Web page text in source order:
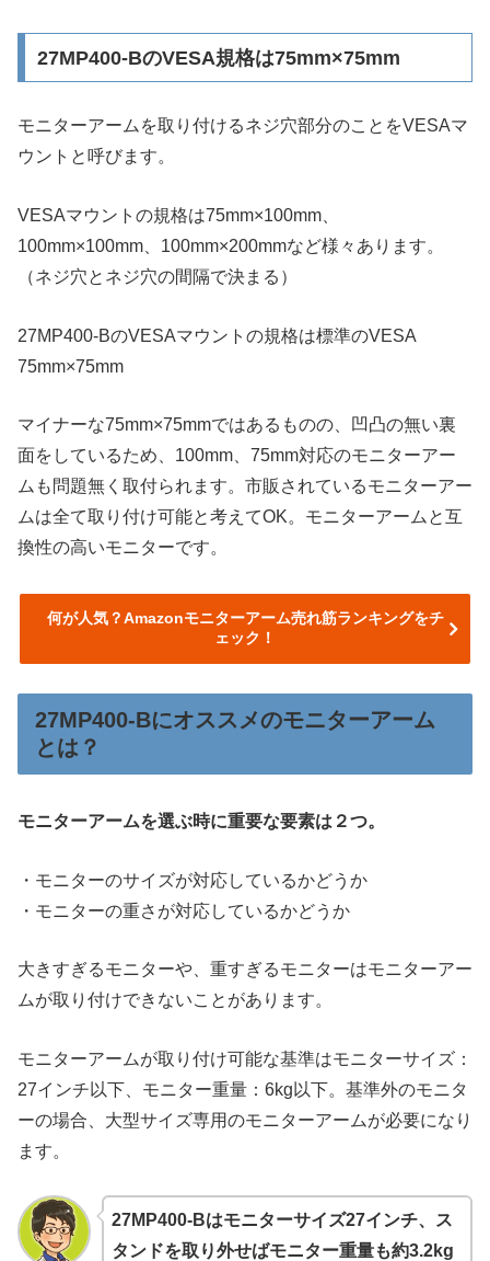
27MP400-BのVESA規格は75mm×75mm
モニターアームを取り付けるネジ穴部分のことをVESAマ
ウントと呼びます。
VESAマウントの規格は75mm×100mm、
100mm×100mm、100mm×200mmなど様々あります。
（ネジ穴とネジ穴の間隔で決まる）
27MP400-BのVESAマウントの規格は標準のVESA
75mm×75mm
マイナーな75mm×75mmではあるものの、凹凸の無い裏
面をしているため、100mm、75mm対応のモニターアー
ムも問題無く取付られます。市販されているモニターアー
ムは全て取り付け可能と考えてOK。モニターアームと互
換性の高いモニターです。
何が人気？Amazonモニターアーム売れ筋ランキングをチ
ェック！
27MP400-Bにオススメのモニターアーム
とは？
モニターアームを選ぶ時に重要な要素は２つ。
・モニターのサイズが対応しているかどうか
・モニターの重さが対応しているかどうか
大きすぎるモニターや、重すぎるモニターはモニターアー
ムが取り付けできないことがあります。
モニターアームが取り付け可能な基準はモニターサイズ：
27インチ以下、モニター重量：6kg以下。基準外のモニタ
ーの場合、大型サイズ専用のモニターアームが必要になり
ます。
27MP400-Bはモニターサイズ27インチ、ス
タンドを取り外せばモニター重量も約3.2kg